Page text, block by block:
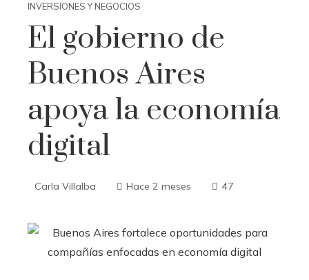
INVERSIONES Y NEGOCIOS
El gobierno de
Buenos Aires
apoya la economía
digital
Carla Villalba Hace 2 meses 47